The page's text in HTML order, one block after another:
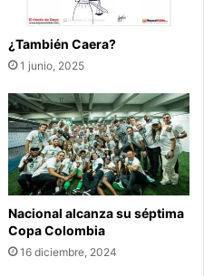
¿También Caera?
1 junio, 2025
Nacional alcanza su séptima
Copa Colombia
16 diciembre, 2024